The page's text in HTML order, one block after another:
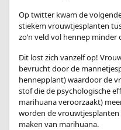
Op twitter kwam de
stiekem vrouwtjesplanten
zo’n veld vol hennep
Dit lost zich vanzelf op!
bevrucht door de
hennepplant) waardoor de
stof die de psychologische
marihuana veroorzaakt)
worden de
maken van marihuana.